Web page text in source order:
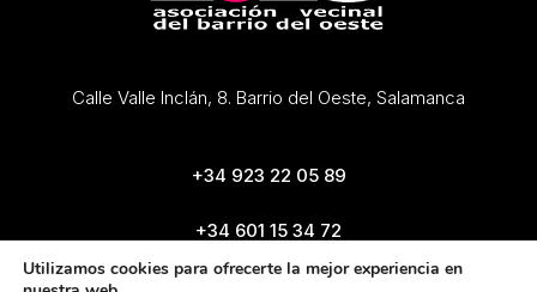
Calle Valle Inclán, 8. Barrio del Oeste, Salamanca
+34 923 22 05 89
+34 601 15 34 72
zoes@zoes.es
Utilizamos cookies para ofrecerte la mejor experiencia en